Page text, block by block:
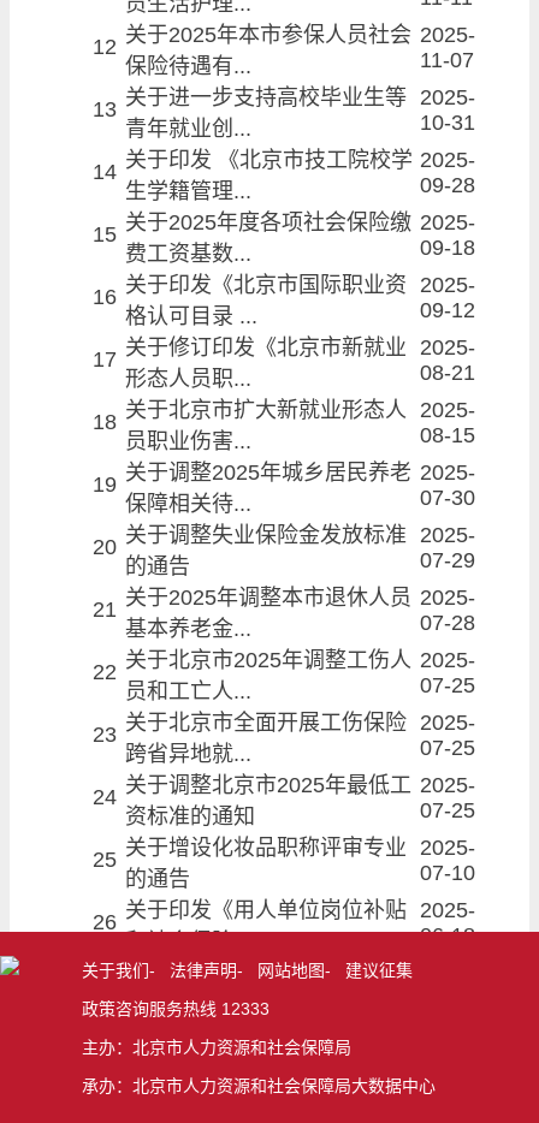
12 关于2025年本市参保人员社会
保险待遇有...
2025-
11-07
13 关于进一步支持高校毕业生等
青年就业创...
2025-
10-31
14 关于印发 《北京市技工院校学
生学籍管理...
2025-
09-28
15 关于2025年度各项社会保险缴
费工资基数...
2025-
09-18
16 关于印发《北京市国际职业资
格认可目录 ...
2025-
09-12
17 关于修订印发《北京市新就业
形态人员职...
2025-
08-21
18 关于北京市扩大新就业形态人
员职业伤害...
2025-
08-15
19 关于调整2025年城乡居民养老
保障相关待...
2025-
07-30
20 关于调整失业保险金发放标准
的通告
2025-
07-29
21 关于2025年调整本市退休人员
基本养老金...
2025-
07-28
22 关于北京市2025年调整工伤人
员和工亡人...
2025-
07-25
23 关于北京市全面开展工伤保险
跨省异地就...
2025-
07-25
24 关于调整北京市2025年最低工
资标准的通知
2025-
07-25
25 关于增设化妆品职称评审专业
的通告
2025-
07-10
26 关于印发《用人单位岗位补贴 2025-
06-18
27
关于印发 《北京市<拖欠农民
工工资失信...
28
关于发布2025年北京市城乡居
关于做好北京市建筑业工伤保 2025-
关于我们- 法律声明- 网站地图- 建议征集
政策咨询服务热线 12333
主办：北京市人力资源和社会保障局
承办：北京市人力资源和社会保障局大数据中心